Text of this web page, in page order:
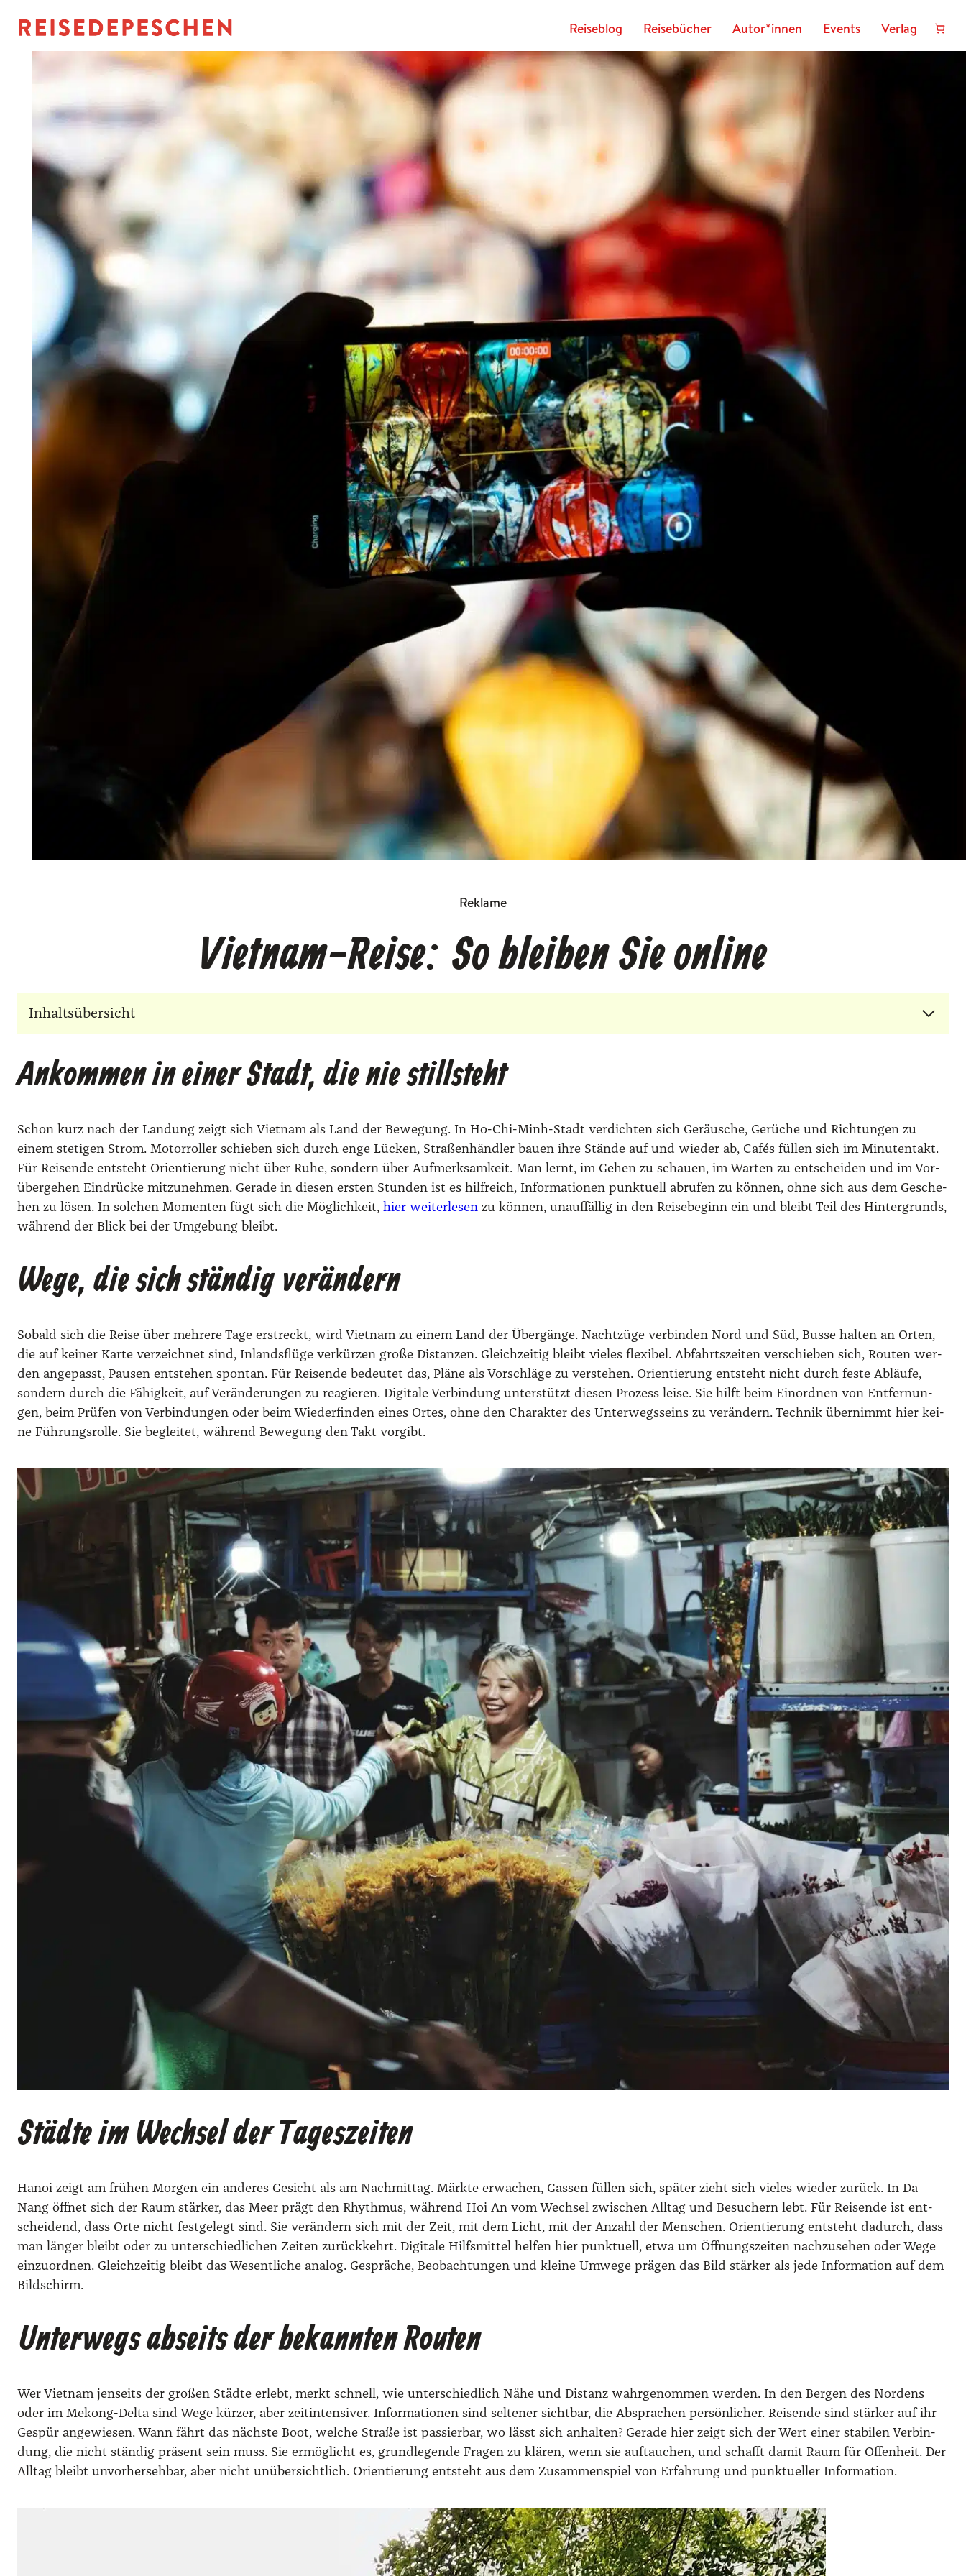
Rei­se­blog Reisebücher Autor*innen Events Verlag
Reklame
Vietnam-Reise: So bleiben Sie online
Inhaltsübersicht
Ankommen in einer Stadt, die nie stillsteht
Schon kurz nach der Lan­dung zeigt sich Viet­nam als Land der Bewe­gung. In Ho-Chi-Minh-Stadt ver­dich­ten sich Geräu­sche, Gerü­che und Rich­tun­gen zu
einem ste­ti­gen Strom. Motor­rol­ler schie­ben sich durch enge Lücken, Stra­ßen­händ­ler bau­en ihre Stän­de auf und wie­der ab, Cafés fül­len sich im Minu­ten­takt.
Für Rei­sen­de ent­steht Ori­en­tie­rung nicht über Ruhe, son­dern über Auf­merk­sam­keit. Man lernt, im Gehen zu schau­en, im War­ten zu ent­schei­den und im Vor­
über­ge­hen Ein­drü­cke mit­zu­neh­men. Gera­de in die­sen ers­ten Stun­den ist es hilf­reich, Infor­ma­tio­nen punk­tu­ell abru­fen zu kön­nen, ohne sich aus dem Gesche­
hen zu lösen. In sol­chen Momen­ten fügt sich die Mög­lich­keit, hier wei­ter­le­sen zu kön­nen, unauf­fäl­lig in den Rei­se­be­ginn ein und bleibt Teil des Hin­ter­grunds,
wäh­rend der Blick bei der Umge­bung bleibt.
Wege, die sich ständig verändern
Sobald sich die Rei­se über meh­re­re Tage erstreckt, wird Viet­nam zu einem Land der Über­gän­ge. Nacht­zü­ge ver­bin­den Nord und Süd, Bus­se hal­ten an Orten,
die auf kei­ner Kar­te ver­zeich­net sind, Inlands­flü­ge ver­kür­zen gro­ße Distan­zen. Gleich­zei­tig bleibt vie­les fle­xi­bel. Abfahrts­zei­ten ver­schie­ben sich, Rou­ten wer­
den ange­passt, Pau­sen ent­ste­hen spon­tan. Für Rei­sen­de bedeu­tet das, Plä­ne als Vor­schlä­ge zu ver­ste­hen. Ori­en­tie­rung ent­steht nicht durch fes­te Abläu­fe,
son­dern durch die Fähig­keit, auf Ver­än­de­run­gen zu reagie­ren. Digi­ta­le Ver­bin­dung unter­stützt die­sen Pro­zess lei­se. Sie hilft beim Ein­ord­nen von Ent­fer­nun­
gen, beim Prü­fen von Ver­bin­dun­gen oder beim Wie­der­fin­den eines Ortes, ohne den Cha­rak­ter des Unter­wegs­seins zu ver­än­dern. Tech­nik über­nimmt hier kei­
ne Füh­rungs­rol­le. Sie beglei­tet, wäh­rend Bewe­gung den Takt vor­gibt.
Städte im Wechsel der Tageszeiten
Hanoi zeigt am frü­hen Mor­gen ein ande­res Gesicht als am Nach­mit­tag. Märk­te erwa­chen, Gas­sen fül­len sich, spä­ter zieht sich vie­les wie­der zurück. In Da
Nang öff­net sich der Raum stär­ker, das Meer prägt den Rhyth­mus, wäh­rend Hoi An vom Wech­sel zwi­schen All­tag und Besu­chern lebt. Für Rei­sen­de ist ent­
schei­dend, dass Orte nicht fest­ge­legt sind. Sie ver­än­dern sich mit der Zeit, mit dem Licht, mit der Anzahl der Men­schen. Ori­en­tie­rung ent­steht dadurch, dass
man län­ger bleibt oder zu unter­schied­li­chen Zei­ten zurück­kehrt. Digi­ta­le Hilfs­mit­tel hel­fen hier punk­tu­ell, etwa um Öff­nungs­zei­ten nach­zu­se­hen oder Wege
ein­zu­ord­nen. Gleich­zei­tig bleibt das Wesent­li­che ana­log. Gesprä­che, Beob­ach­tun­gen und klei­ne Umwe­ge prä­gen das Bild stär­ker als jede Infor­ma­ti­on auf dem
Bild­schirm.
Unterwegs abseits der bekannten Routen
Wer Viet­nam jen­seits der gro­ßen Städ­te erlebt, merkt schnell, wie unter­schied­lich Nähe und Distanz wahr­ge­nom­men wer­den. In den Ber­gen des Nor­dens
oder im Mekong-Del­ta sind Wege kür­zer, aber zeit­in­ten­si­ver. Infor­ma­tio­nen sind sel­te­ner sicht­bar, die Abspra­chen per­sön­li­cher. Rei­sen­de sind stär­ker auf ihr
Gespür ange­wie­sen. Wann fährt das nächs­te Boot, wel­che Stra­ße ist pas­sier­bar, wo lässt sich anhal­ten? Gera­de hier zeigt sich der Wert einer sta­bi­len Ver­bin­
dung, die nicht stän­dig prä­sent sein muss. Sie ermög­licht es, grund­le­gen­de Fra­gen zu klä­ren, wenn sie auf­tau­chen, und schafft damit Raum für Offen­heit. Der
All­tag bleibt unvor­her­seh­bar, aber nicht unüber­sicht­lich. Ori­en­tie­rung ent­steht aus dem Zusam­men­spiel von Erfah­rung und punk­tu­el­ler Infor­ma­ti­on.